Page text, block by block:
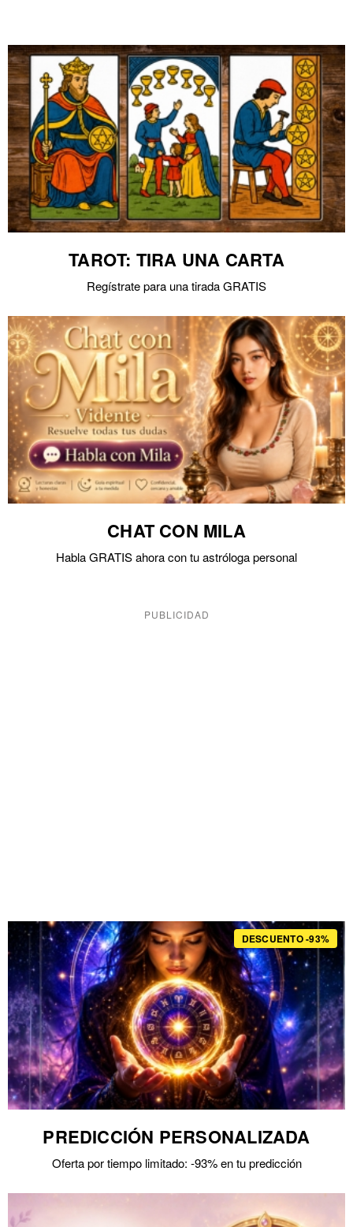
TAROT: TIRA UNA CARTA
Regístrate para una tirada GRATIS
CHAT CON MILA
Habla GRATIS ahora con tu astróloga personal
DESCUENTO -93%
PREDICCIÓN PERSONALIZADA
Oferta por tiempo limitado: -93% en tu predicción